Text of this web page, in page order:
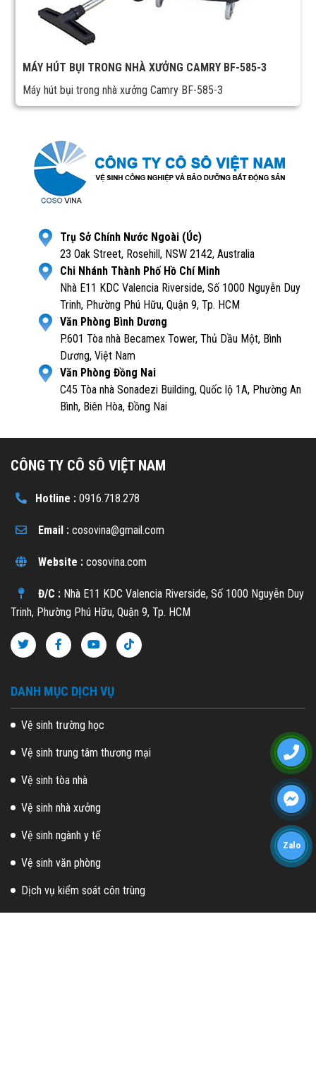
MÁY HÚT BỤI TRONG NHÀ XƯỞNG CAMRY BF-585-3
Máy hút bụi trong nhà xưởng Camry BF-585-3
Trụ Sở Chính Nước Ngoài (Úc)
23 Oak Street, Rosehill, NSW 2142, Australia
Chi Nhánh Thành Phố Hồ Chí Minh
Nhà E11 KDC Valencia Riverside, Số 1000 Nguyễn Duy
Trinh, Phường Phú Hữu, Quận 9, Tp. HCM
Văn Phòng Bình Dương
P.601 Tòa nhà Becamex Tower, Thủ Dầu Một, Bình
Dương, Việt Nam
Văn Phòng Đồng Nai
C45 Tòa nhà Sonadezi Building, Quốc lộ 1A, Phường An
Bình, Biên Hòa, Đồng Nai
CÔNG TY CÔ SÔ VIỆT NAM
Hotline : 0916.718.278
Email : cosovina@gmail.com
Website : cosovina.com
Đ/C : Nhà E11 KDC Valencia Riverside, Số 1000 Nguyễn Duy
Trinh, Phường Phú Hữu, Quận 9, Tp. HCM
DANH MỤC DỊCH VỤ
Vệ sinh trường học
Vệ sinh trung tâm thương mại
Vệ sinh tòa nhà
Vệ sinh nhà xưởng
Vệ sinh ngành y tế
Vệ sinh văn phòng
Dịch vụ kiểm soát côn trùng
Zalo